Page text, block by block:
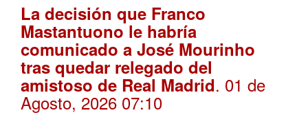
La decisión que Franco
Mastantuono le habría
comunicado a José Mourinho
tras quedar relegado del
amistoso de Real Madrid. 01 de
Agosto, 2026 07:10